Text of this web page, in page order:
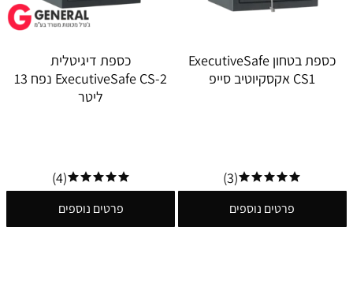
כספת בטחון ExecutiveSafe
CS1 אקסקיוטיב סייפ
(3)
פרטים נוספים
כספת ‏דיגיטלית
ExecutiveSafe CS-2 נפח 13
ליטר
(4)
פרטים נוספים